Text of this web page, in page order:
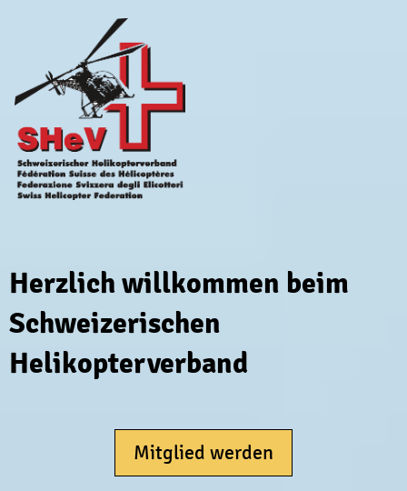
Herzlich willkommen beim
Schweizerischen
Helikopterverband
Mitglied werden